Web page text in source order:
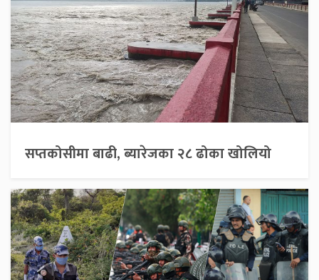
सप्तकोसीमा बाढी, ब्यारेजका २८ ढोका खोलियो